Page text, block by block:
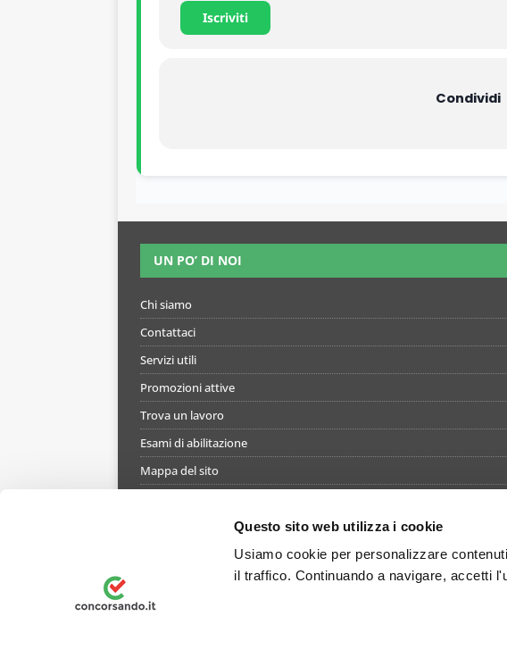
Questo sito web utilizza i cookie
Usiamo cookie per personalizzare
il traffico. Continuando a navigare, accetti
Iscriviti
Condividi
UN PO’ DI NOI
Chi siamo
Contattaci
Servizi utili
Promozioni attive
Trova un lavoro
Esami di abilitazione
Mappa del sito
Termini e condizioni di utilizzo del simulatore
Informativa privacy
Preferenze Privacy